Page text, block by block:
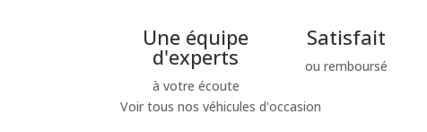
Une équipe
d'experts
à votre écoute
Satisfait
ou remboursé
Voir tous nos véhicules d'occasion